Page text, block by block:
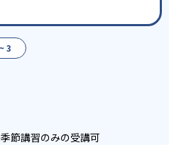
3
季節講習のみの受講可